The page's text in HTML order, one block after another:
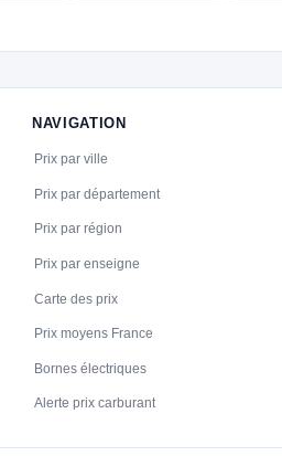
NAVIGATION
Prix par ville
Prix par département
Prix par région
Prix par enseigne
Carte des prix
Prix moyens France
Bornes électriques
Alerte prix carburant